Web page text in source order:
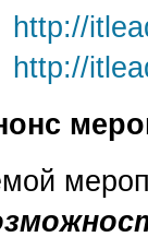
http://
http://